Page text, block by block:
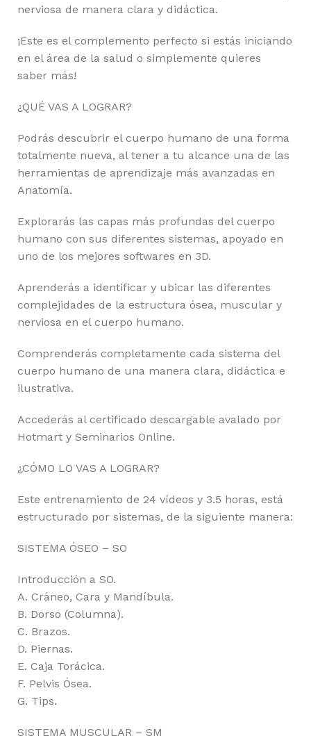
nerviosa de manera clara y didáctica.
¡Este es el complemento perfecto si estás iniciando
en el área de la salud o simplemente quieres
saber más!
¿QUÉ VAS A LOGRAR?
Podrás descubrir el cuerpo humano de una forma
totalmente nueva, al tener a tu alcance una de las
herramientas de aprendizaje más avanzadas en
Anatomía.
Explorarás las capas más profundas del cuerpo
humano con sus diferentes sistemas, apoyado en
uno de los mejores softwares en 3D.
Aprenderás a identificar y ubicar las diferentes
complejidades de la estructura ósea, muscular y
nerviosa en el cuerpo humano.
Comprenderás completamente cada sistema del
cuerpo humano de una manera clara, didáctica e
ilustrativa.
Accederás al certificado descargable avalado por
Hotmart y Seminarios Online.
¿CÓMO LO VAS A LOGRAR?
Este entrenamiento de 24 vídeos y 3.5 horas, está
estructurado por sistemas, de la siguiente manera:
SISTEMA ÓSEO – SO
Introducción a SO.
A. Cráneo, Cara y Mandíbula.
B. Dorso (Columna).
C. Brazos.
D. Piernas.
E. Caja Torácica.
F. Pelvis Ósea.
G. Tips.
SISTEMA MUSCULAR – SM